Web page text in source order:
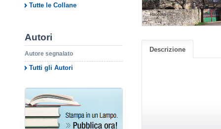
Tutte le Collane
Autori
Autore segnalato
Tutti gli Autori
Descrizione